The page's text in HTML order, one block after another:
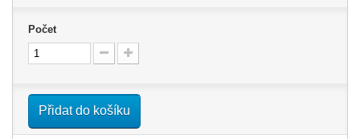
Počet
Přidat do košíku